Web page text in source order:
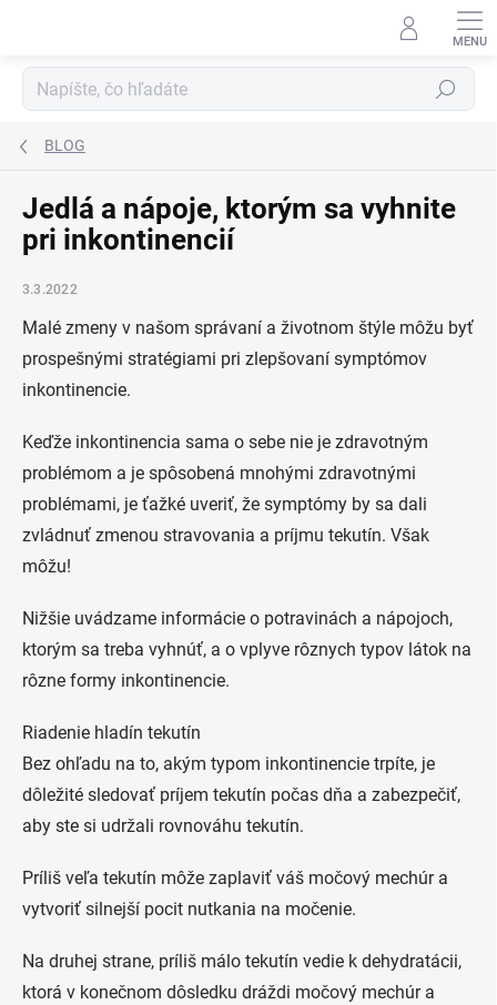
Hľadať
BLOG
Jedlá a nápoje, ktorým sa vyhnite
pri inkontinencií
3.3.2022
Malé zmeny v našom správaní a životnom štýle môžu byť
prospešnými stratégiami pri zlepšovaní symptómov
inkontinencie.
Keďže inkontinencia sama o sebe nie je zdravotným
problémom a je spôsobená mnohými zdravotnými
problémami, je ťažké uveriť, že symptómy by sa dali
zvládnuť zmenou stravovania a príjmu tekutín. Však
môžu!
Nižšie uvádzame informácie o potravinách a nápojoch,
ktorým sa treba vyhnúť, a o vplyve rôznych typov látok na
rôzne formy inkontinencie.
Riadenie hladín tekutín
Bez ohľadu na to, akým typom inkontinencie trpíte, je
dôležité sledovať príjem tekutín počas dňa a zabezpečiť,
aby ste si udržali rovnováhu tekutín.
Príliš veľa tekutín môže zaplaviť váš močový mechúr a
vytvoriť silnejší pocit nutkania na močenie.
Na druhej strane, príliš málo tekutín vedie k dehydratácii,
ktorá v konečnom dôsledku dráždi močový mechúr a